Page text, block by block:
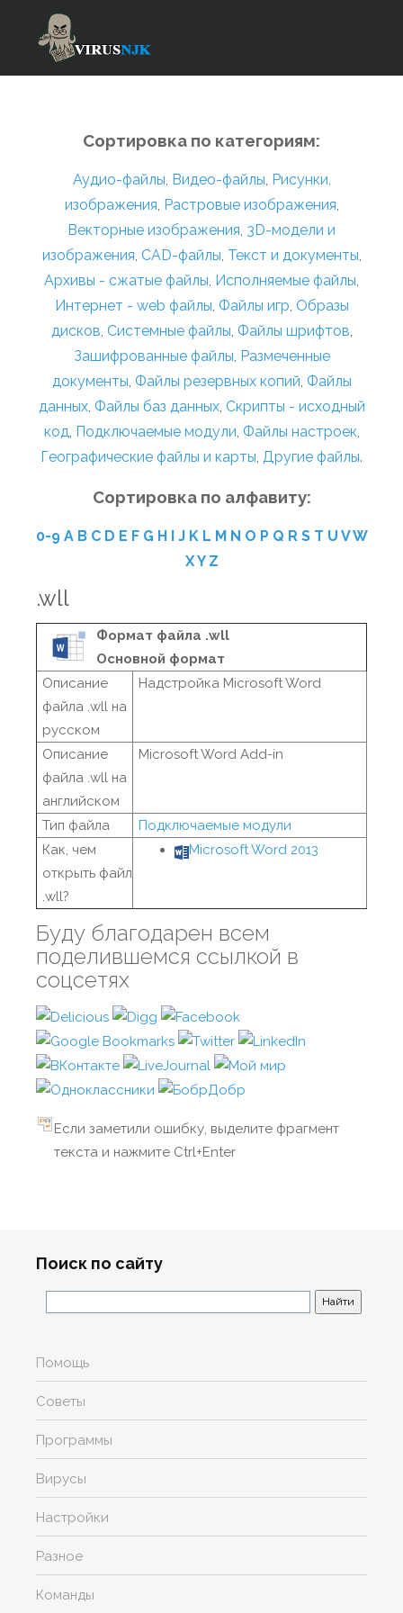
Сортировка по категориям:
Аудио-файлы, Видео-файлы, Рисунки,
изображения, Растровые изображения,
Векторные изображения, 3D-модели и
изображения, CAD-файлы, Текст и документы,
Архивы - сжатые файлы, Исполняемые файлы,
Интернет - web файлы, Файлы игр, Образы
дисков, Системные файлы, Файлы шрифтов,
Зашифрованные файлы, Размеченные
документы, Файлы резервных копий, Файлы
данных, Файлы баз данных, Скрипты - исходный
код, Подключаемые модули, Файлы настроек,
Географические файлы и карты, Другие файлы.
Сортировка по алфавиту:
0-9 A B C D E F G H I J K L M N O P Q R S T U VW
XY Z
.wll
Формат файла .wll
Основной формат
Описание
файла .wll на
русском
Надстройка Microsoft Word
Описание
файла .wll на
английском
Microsoft Word Add-in
Тип файла
Подключаемые модули
Как, чем
открыть файл
.wll?
Microsoft Word 2013
Буду благодарен всем
поделившемся ссылкой в
соцсетях
Если заметили ошибку, выделите фрагмент
текста и нажмите Ctrl+Enter
Поиск по сайту
Помощь
Советы
Программы
Вирусы
Настройки
Разное
Команды